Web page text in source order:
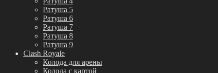
Ратуша 5
Ратуша 6
Ратуша 7
Ратуша 8
Ратуша 9
Clash Royale
Колода для арены
Колода с картой